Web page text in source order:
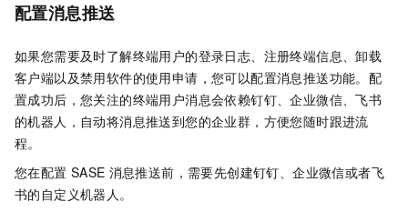
配置消息推送
如果您需要及时了解终端用户的登录日志、注册终端信息、卸载
客户端以及禁用软件的使用申请，您可以配置消息推送功能。配
置成功后，您关注的终端用户消息会依赖钉钉、企业微信、飞书
的机器人，自动将消息推送到您的企业群，方便您随时跟进流
程。
您在配置 SASE 消息推送前，需要先创建钉钉、企业微信或者飞
书的自定义机器人。